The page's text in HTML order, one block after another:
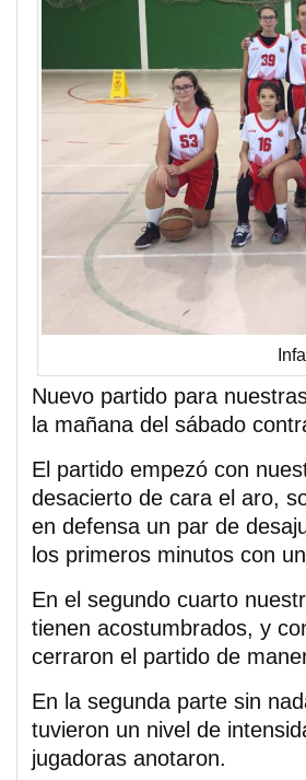
Nuevo partido para
la mañana del sábado
El partido empezó con
desacierto de cara el aro,
en defensa un par de
los primeros minutos con
En el segundo cuarto
tienen acostumbrados, y
cerraron el partido de
En la segunda parte sin
tuvieron un nivel de
jugadoras anotaron.